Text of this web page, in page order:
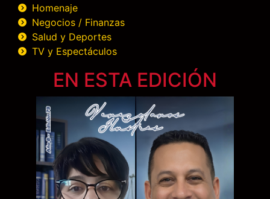
Homenaje
Negocios / Finanzas
Salud y Deportes
TV y Espectáculos
EN ESTA EDICIÓN